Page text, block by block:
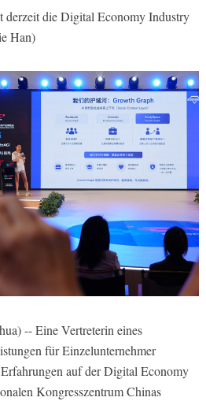
derzeit die Digital Economy Industry
Han)
-- Eine Vertreterin eines
für Einzelunternehmer
auf der Digital Economy
Kongresszentrum Chinas